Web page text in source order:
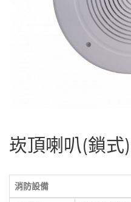
崁頂喇叭(鎖
消防設備